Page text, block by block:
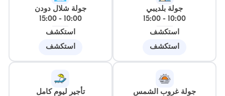
جولة بلديبي
10:00
-
15:00
استكشف
استكشف
جولة شلال دودن
10:00
-
15:00
استكشف
استكشف
جولة غروب الشمس
تأجير ليوم كامل